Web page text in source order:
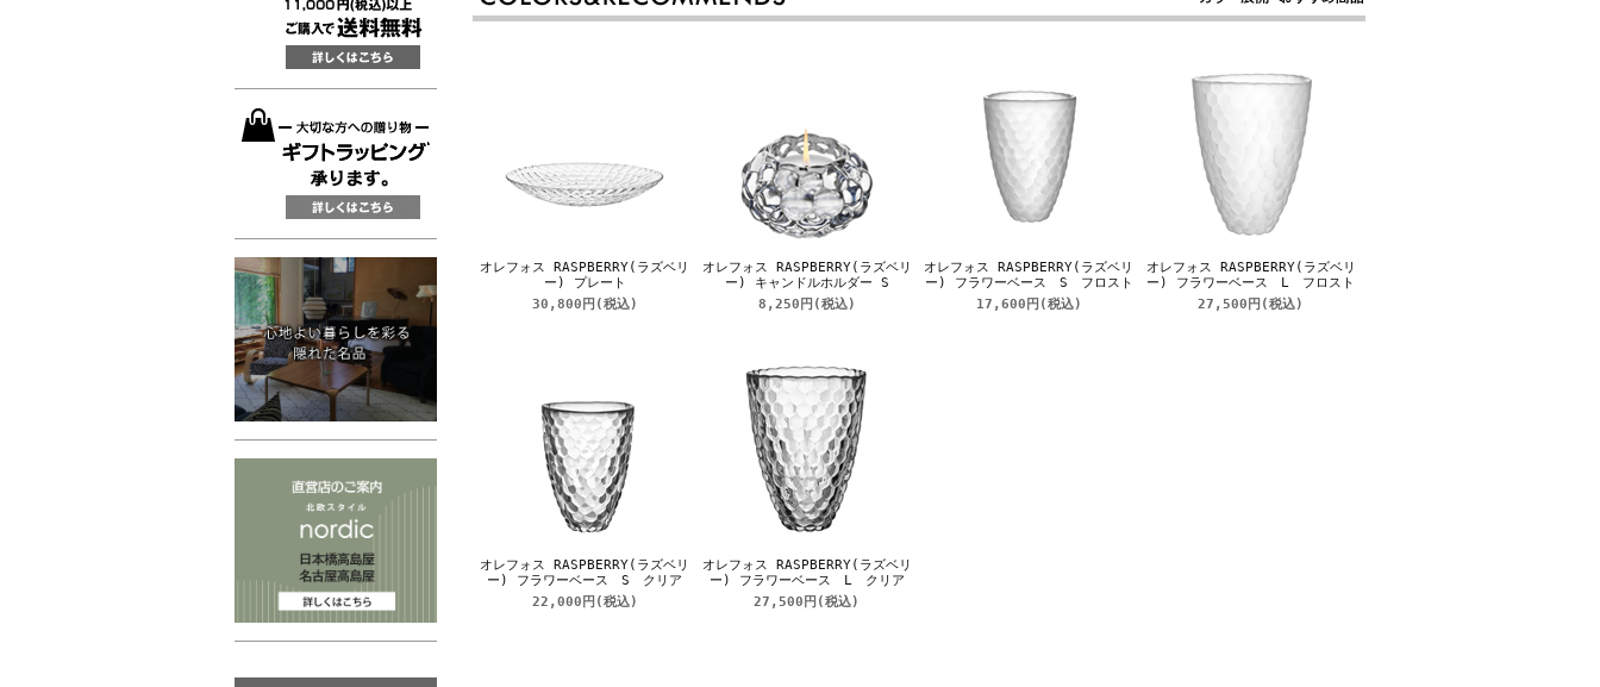
オレフォス RASPBERRY(ラズベリ
ー) プレート
30,800円 (税込)
オレフォス RASPBERRY(ラズベリ
ー) キャンドルホルダー S
8,250円 (税込)
オレフォス RASPBERRY(ラズベリ
ー) フラワーベース S フロスト
17,600円 (税込)
オレフォス RASPBERRY(ラズベリ
ー) フラワーベース L フロスト
27,500円 (税込)
オレフォス RASPBERRY(ラズベリ
ー) フラワーベース S クリア
22,000円 (税込)
オレフォス RASPBERRY(ラズベリ
ー) フラワーベース L クリア
27,500円 (税込)